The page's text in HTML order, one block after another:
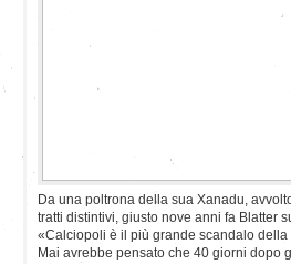
Da una poltrona della sua Xanadu,
tratti distintivi, giusto nove anni fa Blatter
«Calciopoli è il più grande scandalo
Mai avrebbe pensato che 40 giorni dopo